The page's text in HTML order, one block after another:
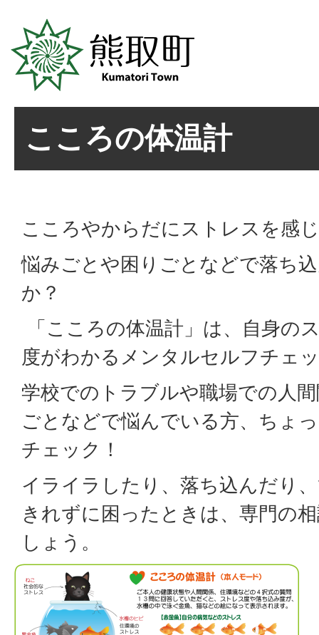
こころの体温計
こころやからだにストレスを感
悩みごとや困りごとなどで落ち
か？
「こころの体温計」は、自身の
度がわかるメンタルセルフチェ
学校でのトラブルや職場での人
ごとなどで悩んでいる方、ちょ
チェック！
イライラしたり、落ち込んだり
きれずに困ったときは、専門の
しょう。